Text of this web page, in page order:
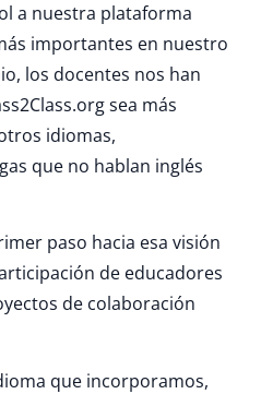
a nuestra plataforma
importantes en nuestro
los docentes nos han
sea más
idiomas,
que no hablan inglés
paso hacia esa visión
de educadores
de colaboración
que incorporamos,